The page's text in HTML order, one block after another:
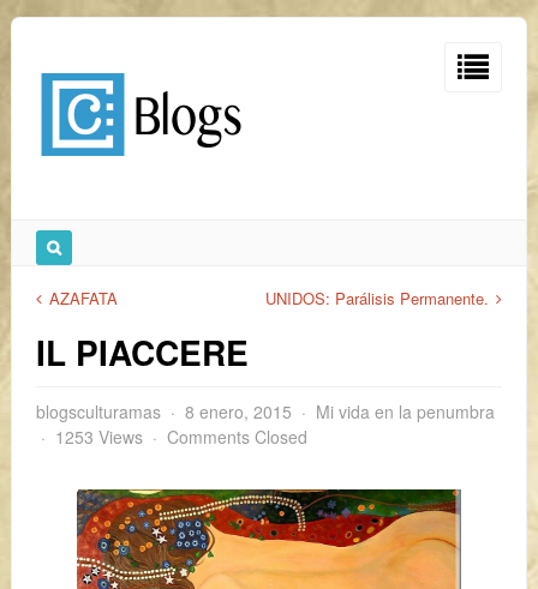
AZAFATA UNIDOS: Parálisis Permanente.
IL PIACCERE
blogsculturamas 8 enero, 2015
Mi vida en la penumbra
1253 Views
Comments Closed